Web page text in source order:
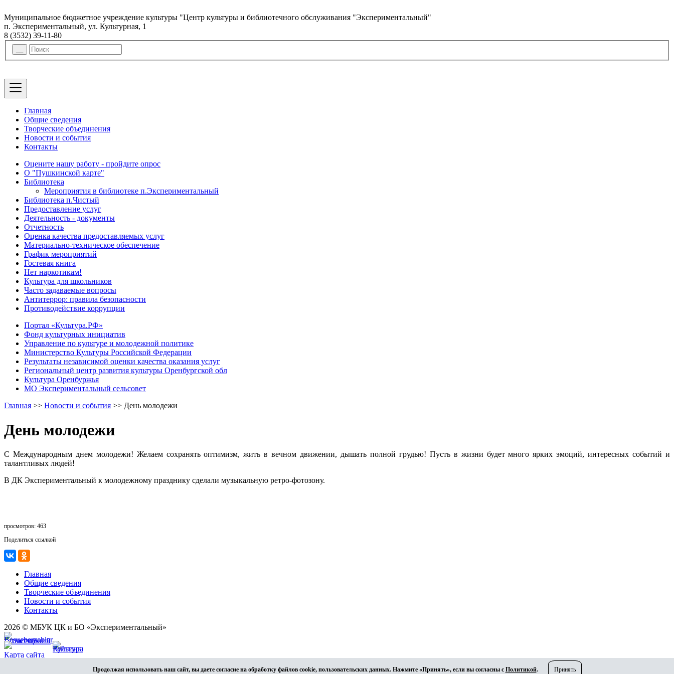
Муниципальное бюджетное учреждение культуры "Центр культуры и библиотечного обслуживания "Экспериментальный"
п. Экспериментальный, ул. Культурная, 1
8 (3532) 39-11-80
Главная
Общие сведения
Творческие объединения
Новости и события
Контакты
Оцените нашу работу - пройдите опрос
О "Пушкинской карте"
Библиотека
Мероприятия в библиотеке п.Экспериментальный
Библиотека п.Чистый
Предоставление услуг
Деятельность - документы
Отчетность
Оценка качества предоставляемых услуг
Материально-техническое обеспечение
График мероприятий
Гостевая книга
Нет наркотикам!
Культура для школьников
Часто задаваемые вопросы
Антитеррор: правила безопасности
Противодействие коррупции
Портал «Культура.РФ»
Фонд культурных инициатив
Управление по культуре и молодежной политике
Министерство Культуры Российской Федерации
Результаты независимой оценки качества оказания услуг
Региональный центр развития культуры Оренбургской обл
Культура Оренбуржья
МО Экспериментальный сельсовет
Главная >> Новости и события >> День молодежи
День молодежи
С Международным днем молодежи! Желаем сохранять оптимизм, жить в вечном движении, дышать полной грудью! Пусть в жизни будет много ярких эмоций, интересных событий и
талантливых людей!
В ДК Экспериментальный к молодежному празднику сделали музыкальную ретро-фотозону.
просмотров: 463
Поделиться ссылкой
Главная
Общие сведения
Творческие объединения
Новости и события
Контакты
2026 © МБУК ЦК и БО «Экспериментальный»
Карта сайта
Продолжая использовать наш сайт, вы даете согласие на обработку файлов cookie, пользовательских данных. Нажмите «Принять», если вы согласны с Политикой. Принять